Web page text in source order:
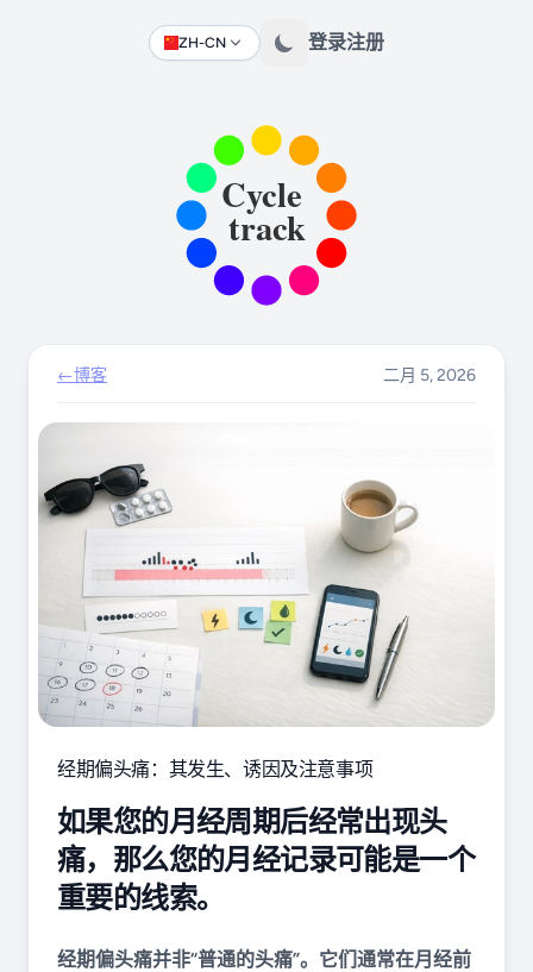
ZH-CN
Change language 登录注册
←博客 二月 5, 2026
经期偏头痛：其发生、诱因及注意事项
如果您的月经周期后经常出现头
痛，那么您的月经记录可能是一个
重要的线索。
经期偏头痛并非“普通的头痛”。它们通常在月经前